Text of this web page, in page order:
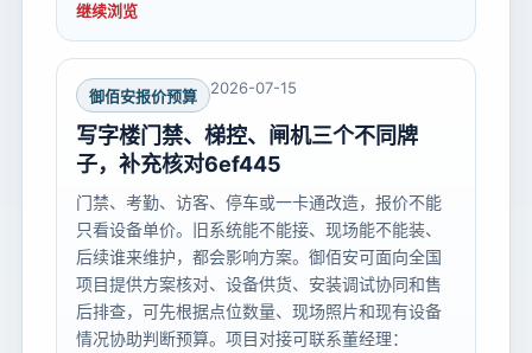
继续浏览
御佰安报价预算 2026-07-15
写字楼门禁、梯控、闸机三个不同牌
子，补充核对6ef445
门禁、考勤、访客、停车或一卡通改造，报价不能
只看设备单价。旧系统能不能接、现场能不能装、
后续谁来维护，都会影响方案。御佰安可面向全国
项目提供方案核对、设备供货、安装调试协同和售
后排查，可先根据点位数量、现场照片和现有设备
情况协助判断预算。项目对接可联系董经理：